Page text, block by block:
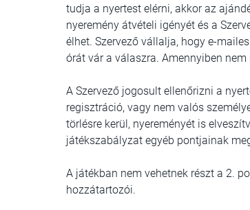
tudja a nyertest elérni, akkor az
nyeremény átvételi igényét és a
élhet. Szervező vállalja, hogy e-
órát vár a válaszra. Amennyiben
A Szervező jogosult ellenőrizni a
regisztráció, vagy nem valós
törlésre kerül, nyereményét is
játékszabályzat egyéb pontjainak
A játékban nem vehetnek részt a 2.
hozzátartozói.